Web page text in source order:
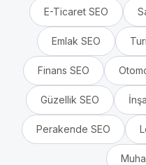
E-Ticaret SEO
Emlak SEO
Finans SEO
Güzellik SEO
Perakende SEO